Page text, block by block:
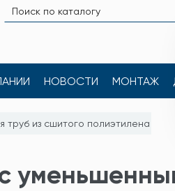
НОВОСТИ МОНТАЖ
труб из сшитого полиэтилена
с